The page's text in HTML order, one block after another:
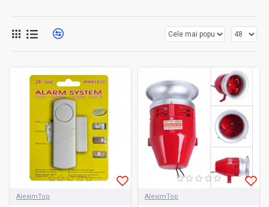
AleximTop AleximTop